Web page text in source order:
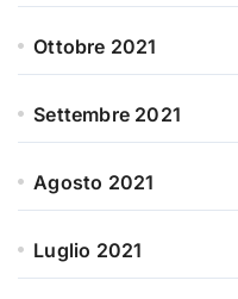
Ottobre 2021
Settembre 2021
Agosto 2021
Luglio 2021